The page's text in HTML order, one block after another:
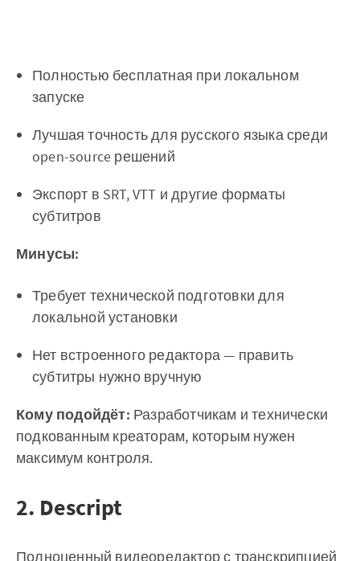
Полностью бесплатная при локальном
запуске
Лучшая точность для русского языка среди
open-source решений
Экспорт в SRT, VTT и другие форматы
субтитров
Минусы:
Требует технической подготовки для
локальной установки
Нет встроенного редактора — править
субтитры нужно вручную
Кому подойдёт: Разработчикам и технически
подкованным креаторам, которым нужен
максимум контроля.
2. Descript
Полноценный видеоредактор с транскрипцией